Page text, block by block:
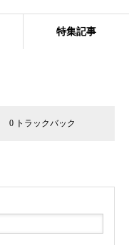
キャスティング
特集記事
0 トラックバック